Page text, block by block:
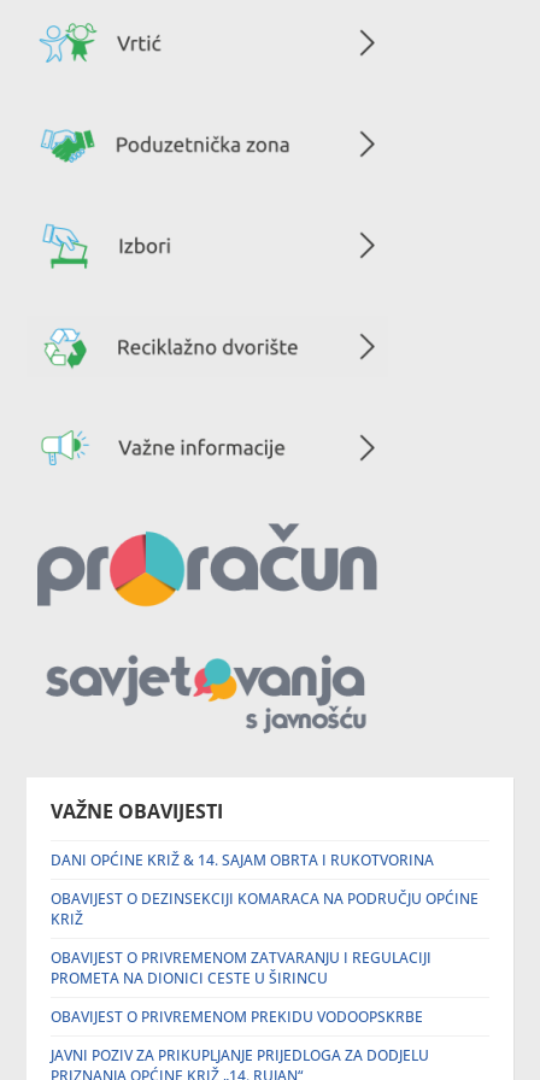
VAŽNE OBAVIJESTI
DANI OPĆINE KRIŽ & 14. SAJAM OBRTA I RUKOTVORINA
OBAVIJEST O DEZINSEKCIJI KOMARACA NA PODRUČJU OPĆINE
KRIŽ
OBAVIJEST O PRIVREMENOM ZATVARANJU I REGULACIJI
PROMETA NA DIONICI CESTE U ŠIRINCU
OBAVIJEST O PRIVREMENOM PREKIDU VODOOPSKRBE
JAVNI POZIV ZA PRIKUPLJANJE PRIJEDLOGA ZA DODJELU
PRIZNANJA OPĆINE KRIŽ „14. RUJAN“